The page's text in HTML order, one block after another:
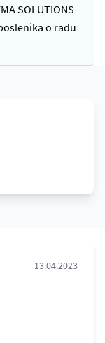
SOLUTIONS
o radu
13.04.2023